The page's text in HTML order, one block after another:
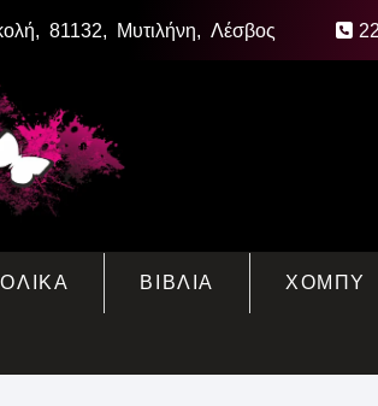
81132, Μυτιλήνη, Λέσβος
ΒΙΒΛΙΑ ΧΟΜΠΥ